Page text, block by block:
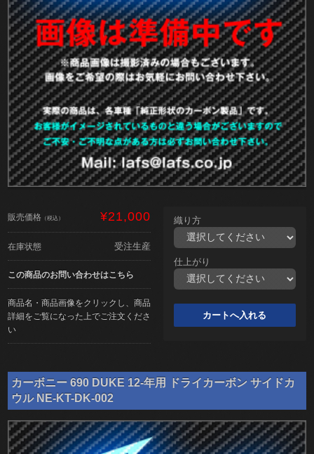
販売価格 （税込） ¥21,000
在庫状態 受注生産
この商品のお問い合わせはこちら
商品名・商品画像をクリックし、商品
詳細をご覧になった上でご注文くださ
い
織り方
仕上がり
カーボニー 690 DUKE 12-年用 ドライカーボン サイドカ
ウル NE-KT-DK-002